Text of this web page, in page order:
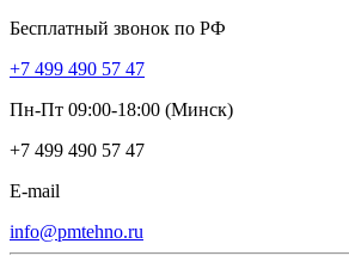
Бесплатный звонок по РФ
+7 499 490 57 47
Пн-Пт 09:00-18:00 (Минск)
+7 499 490 57 47
E-mail
info@pmtehno.ru